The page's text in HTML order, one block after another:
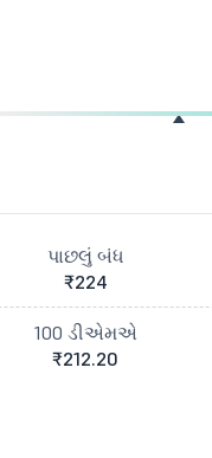
પાછલું બંધ
₹224
100 ડીએમએ
₹212.20